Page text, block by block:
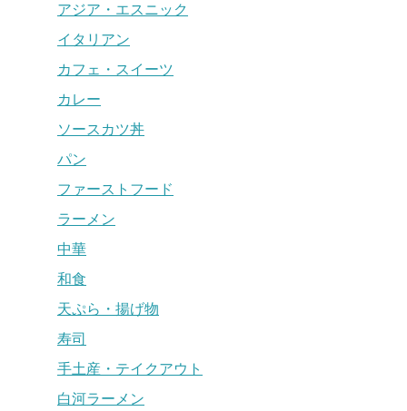
アジア・エスニック
イタリアン
カフェ・スイーツ
カレー
ソースカツ丼
パン
ファーストフード
ラーメン
中華
和食
天ぷら・揚げ物
寿司
手土産・テイクアウト
白河ラーメン